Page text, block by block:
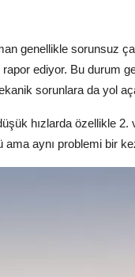
genellikle sorunsuz
ediyor. Bu durum
sorunlara da yol
hızlarda özellikle 2.
aynı problemi bir